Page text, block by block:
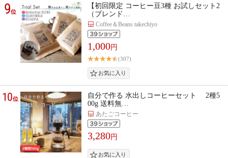
9位
【初回限定 コーヒー豆3種 お試しセット2
（ブレンド…
Coffee＆Beans takechiyo
1,000円
(307)
10位
自分で作る 水出しコーヒーセット 2種5
00g 送料無…
あたごコーヒー
3,280円